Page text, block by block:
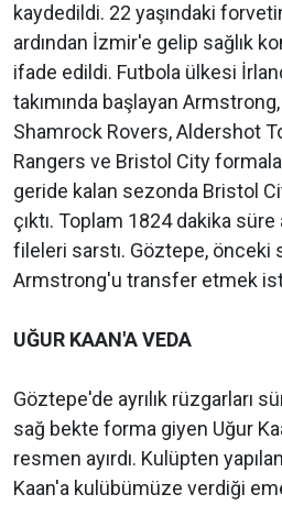
kaydedildi. 22 yaşındaki
ardından İzmir'e gelip sağlık
ifade edildi. Futbola ülkesi
takımında başlayan
Shamrock Rovers, Aldershot
Rangers ve Bristol City
geride kalan sezonda Bristol
çıktı. Toplam 1824 dakika
fileleri sarstı. Göztepe, önceki
Armstrong'u transfer etmek
UĞUR KAAN'A VEDA
Göztepe'de ayrılık rüzgarları
sağ bekte forma giyen Uğur
resmen ayırdı. Kulüpten
Kaan'a kulübümüze verdiği